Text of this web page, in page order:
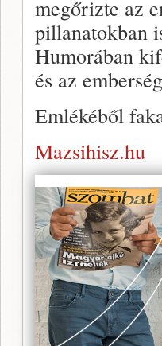
megőrizte az
pillanatokban
Humorában
és az
Emlékéből
Mazsihisz.hu